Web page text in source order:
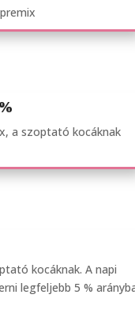
a szoptató kocáknak
kocáknak. A napi
legfeljebb 5 %